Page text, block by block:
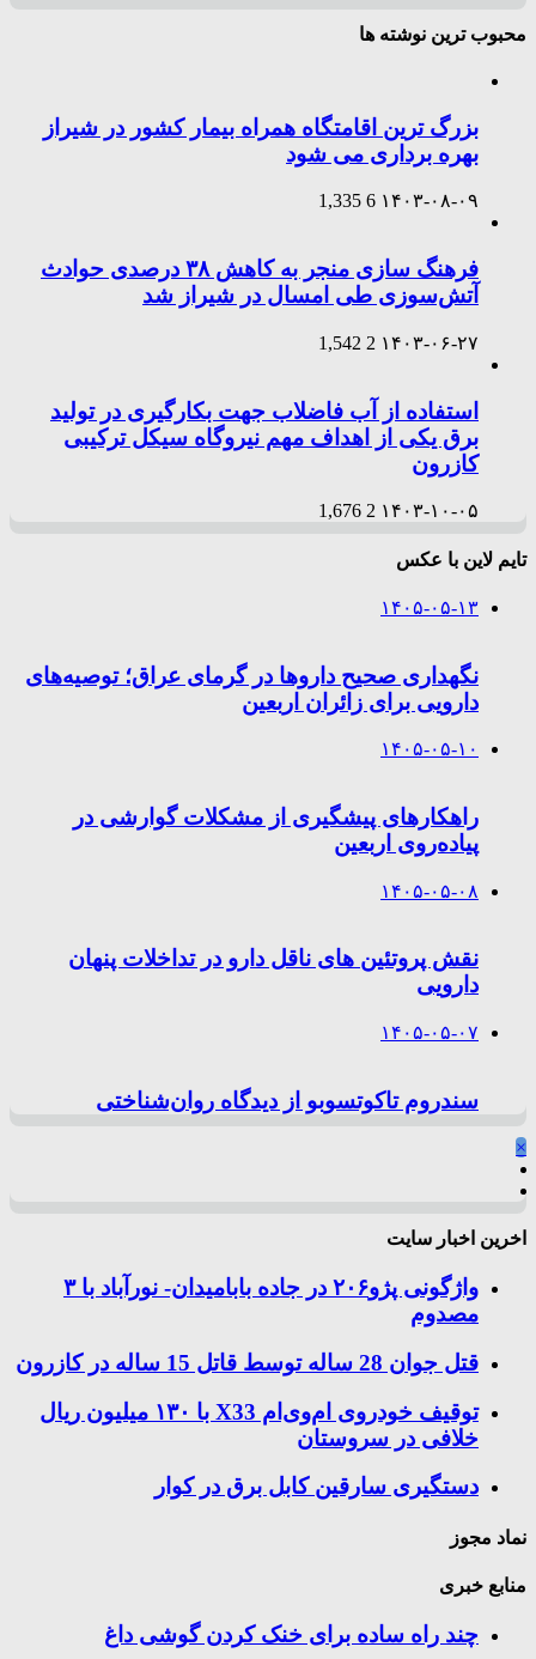
محبوب ترین نوشته ها
بزرگ ترین اقامتگاه همراه بیمار کشور در شیراز
بهره برداری می شود
۱۴۰۳-۰۸-۰۹ 6
1,335
فرهنگ سازی منجر به کاهش ۳۸ درصدی حوادث
آتش‌سوزی طی امسال در شیراز شد
۱۴۰۳-۰۶-۲۷ 2
1,542
استفاده از آب فاضلاب جهت بکارگیری در تولید
برق یکی از اهداف مهم نیروگاه سیکل ترکیبی
کازرون
۱۴۰۳-۱۰-۰۵ 2
1,676
تایم لاین با عکس
۱۴۰۵-۰۵-۱۳
نگهداری صحیح داروها در گرمای عراق؛ توصیه‌های
دارویی برای زائران اربعین
۱۴۰۵-۰۵-۱۰
راهکارهای پیشگیری از مشکلات گوارشی در
پیاده‌روی اربعین
۱۴۰۵-۰۵-۰۸
نقش پروتئین های ناقل دارو در تداخلات پنهان
دارویی
۱۴۰۵-۰۵-۰۷
سندروم تاکوتسوبو از دیدگاه روان‌شناختی
×
اخرین اخبار سایت
واژگونی پژو۲۰۶ در جاده بابامیدان- نورآباد با ۳
مصدوم
قتل جوان 28 ساله توسط قاتل 15 ساله در کازرون
توقیف خودروی ام‌وی‌ام X33 با ۱۳۰ میلیون ریال
خلافی در سروستان
دستگیری سارقین کابل برق در کوار
نماد مجوز
منابع خبری
چند راه‌ ساده برای خنک کردن گوشی داغ